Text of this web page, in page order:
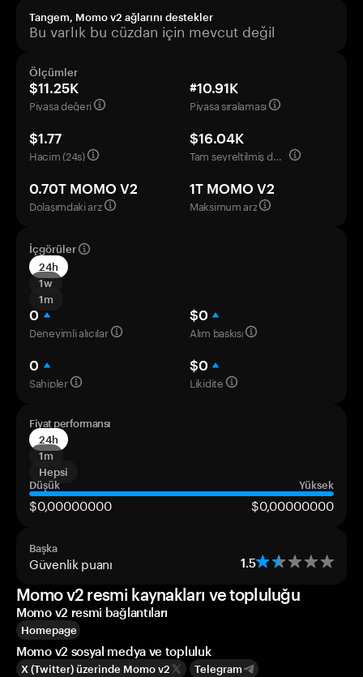
Tangem, Momo v2 ağlarını destekler
Bu varlık bu cüzdan için mevcut değil
Ölçümler
$11.25K
Piyasa değeri
#10.91K
Piyasa sıralaması
$1.77
Hacim (24s)
$16.04K
Tam seyreltilmiş değerleme
0.70T MOMO V2
Dolaşımdaki arz
1T MOMO V2
Maksimum arz
İçgörüler
24h
1w
1m
0
Deneyimli alıcılar
$0
Alım baskısı
0
Sahipler
$0
Likidite
Fiyat performansı
24h
1m
Hepsi
Düşük
Yüksek
$0,00000000 $0,00000000
Başka
Güvenlik puanı 1.5
Momo v2 resmi kaynakları ve topluluğu
Momo v2 resmi bağlantıları
Homepage
Momo v2 sosyal medya ve topluluk
X (Twitter) üzerinde Momo v2 Telegram